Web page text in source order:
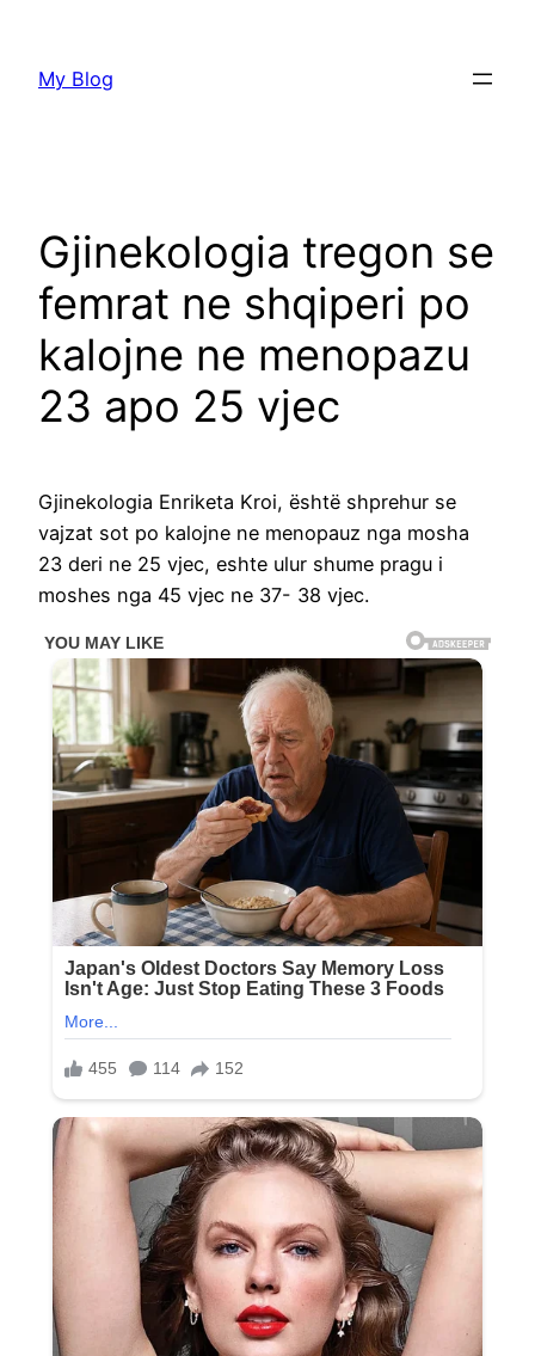
content
My Blog
Gjinekologia tregon se
femrat ne shqiperi po
kalojne ne menopazu
23 apo 25 vjec
Gjinekologia Enriketa Kroi, është shprehur se
vajzat sot po kalojne ne menopauz nga mosha
23 deri ne 25 vjec, eshte ulur shume pragu i
moshes nga 45 vjec ne 37- 38 vjec.